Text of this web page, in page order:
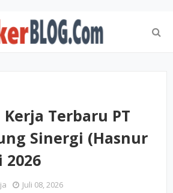
Terbaru PT
Sinergi (Hasnur
2026
Juli 08, 2026